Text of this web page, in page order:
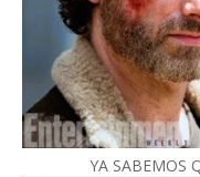
YA SABEMOS